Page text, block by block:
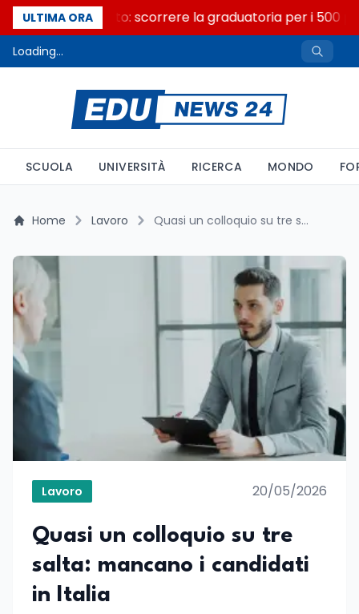
ULTIMA ORA
Consiglio di Stato: scorrere la graduatoria per i 500
Loading...
SCUOLA UNIVERSITÀ RICERCA MONDO
Home Lavoro Quasi un colloquio su tre salta: mancano i candidati in Italia
Lavoro 20/05/2026
Quasi un colloquio su tre
salta: mancano i candidati
in Italia